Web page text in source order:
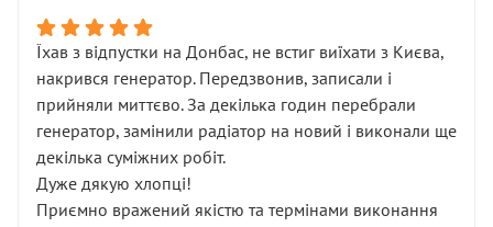
Їхав з відпустки на Донбас, не встиг виїхати з Києва,
накрився генератор. Передзвонив, записали і
прийняли миттєво. За декілька годин перебрали
генератор, замінили радіатор на новий і виконали ще
декілька суміжних робіт.
Дуже дякую хлопці!
Приємно вражений якістю та термінами виконання